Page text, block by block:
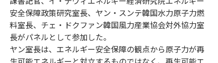
安全保障政策研究室長、ヤン・スンテ韓国水力原子力燃
料室長、チェ・ドクファン韓国風力産業協会対外協力室
長がパネルとして参加した。
ヤン室長は、エネルギー安全保障の観点から原子力が再